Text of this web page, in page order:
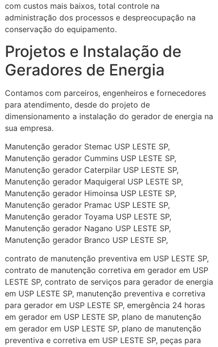
com custos mais baixos, total controle na
administração dos processos e despreocupação na
conservação do equipamento.
Projetos e Instalação de
Geradores de Energia
Contamos com parceiros, engenheiros e fornecedores
para atendimento, desde do projeto de
dimensionamento a instalação do gerador de energia na
sua empresa.
Manutenção gerador Stemac USP LESTE SP,
Manutenção gerador Cummins USP LESTE SP,
Manutenção gerador Caterpilar USP LESTE SP,
Manutenção gerador Maquigeral USP LESTE SP,
Manutenção gerador Himoinsa USP LESTE SP,
Manutenção gerador Pramac USP LESTE SP,
Manutenção gerador Toyama USP LESTE SP,
Manutenção gerador Nagano USP LESTE SP,
Manutenção gerador Branco USP LESTE SP,
contrato de manutenção preventiva em USP LESTE SP,
contrato de manutenção corretiva em gerador em USP
LESTE SP, contrato de serviços para gerador de energia
em USP LESTE SP, manutenção preventiva e corretiva
para gerador em USP LESTE SP, emergência 24 horas
em gerador em USP LESTE SP, plano de manutenção
em gerador em USP LESTE SP, plano de manutenção
preventiva e corretiva em USP LESTE SP, peças para